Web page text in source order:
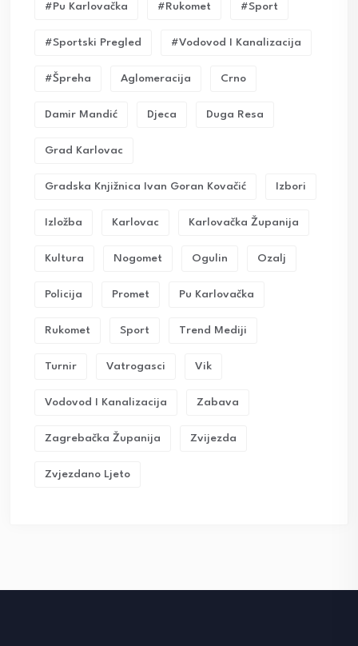
#pu Karlovačka #rukomet #sport
#sportski Pregled #vodovod I Kanalizacija
#Špreha Aglomeracija Crno
Damir Mandić Djeca Duga Resa
Grad Karlovac
Gradska Knjižnica Ivan Goran Kovačić Izbori
Izložba Karlovac Karlovačka Županija
Kultura Nogomet Ogulin Ozalj
Policija Promet Pu Karlovačka
Rukomet Sport Trend Mediji
Turnir Vatrogasci Vik
Vodovod I Kanalizacija Zabava
Zagrebačka Županija Zvijezda
Zvjezdano Ljeto